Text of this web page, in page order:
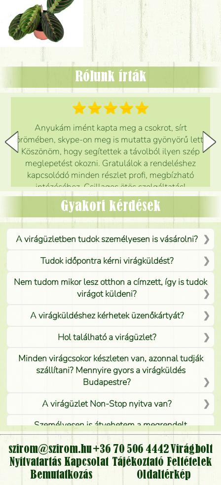
Rólunk írták
Anyukám imént kapta meg a csokrot, sírt
örömében, skype-on meg is mutatta gyönyörű lett.
Köszönöm, hogy segítettek a távolból ilyen szép
meglepetést okozni. Gratulálok a rendeléshez
kapcsolódó minden részlet profi, megbízható
intézéséhez. Csillagos ötös szolgáltatás!
Mónika
Gyakori kérdések
A virágüzletben tudok személyesen is vásárolni?
Tudok időpontra kérni virágküldést?
Nem tudom mikor lesz otthon a címzett, így is tudok
virágot küldeni?
A virágküldéshez kérhetek üzenőkártyát?
Hol található a virágüzlet?
Minden virágcsokor készleten van, azonnal tudják
szállítani? Mennyire gyors a virágküldés
Budapestre?
A virágüzlet Non-Stop nyitva van?
Személyesen is átvehetem a megrendelt
virágcsokrot, vagy csak virágküldéssel, kiszállítással
kérhető?
Vidékre is lehet rendelni?
szirom@szirom.hu +36 70 506 4442Virágbolt
Nyitvatartás Kapcsolat Tájékoztató Feltételek
Bemutatkozás
Oldaltérkép